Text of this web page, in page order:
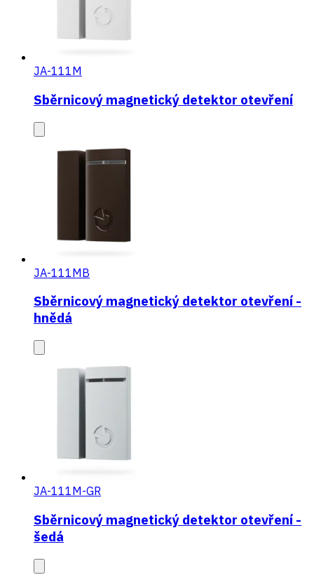
JA-111M
Sběrnicový magnetický detektor otevření
JA-111MB
Sběrnicový magnetický detektor otevření -
hnědá
JA-111M-GR
Sběrnicový magnetický detektor otevření -
šedá